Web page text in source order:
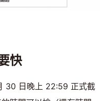
快
30 日晚上 22:59 正式截